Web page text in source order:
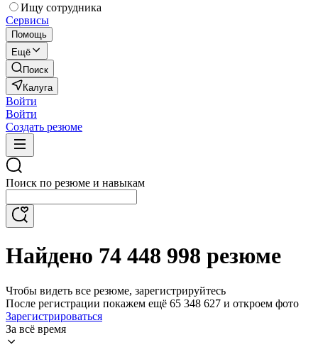
Ищу сотрудника
Сервисы
Помощь
Ещё
Поиск
Калуга
Войти
Войти
Создать резюме
Поиск по резюме и навыкам
Найдено 74 448 998 резюме
Чтобы видеть все резюме, зарегистрируйтесь
После регистрации покажем ещё 65 348 627 и откроем фото
Зарегистрироваться
За всё время